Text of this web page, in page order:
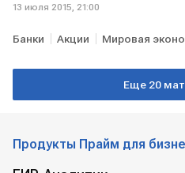
13 июля 2015, 21:00
Банки Акции Мировая
Еще 20
Продукты Прайм для